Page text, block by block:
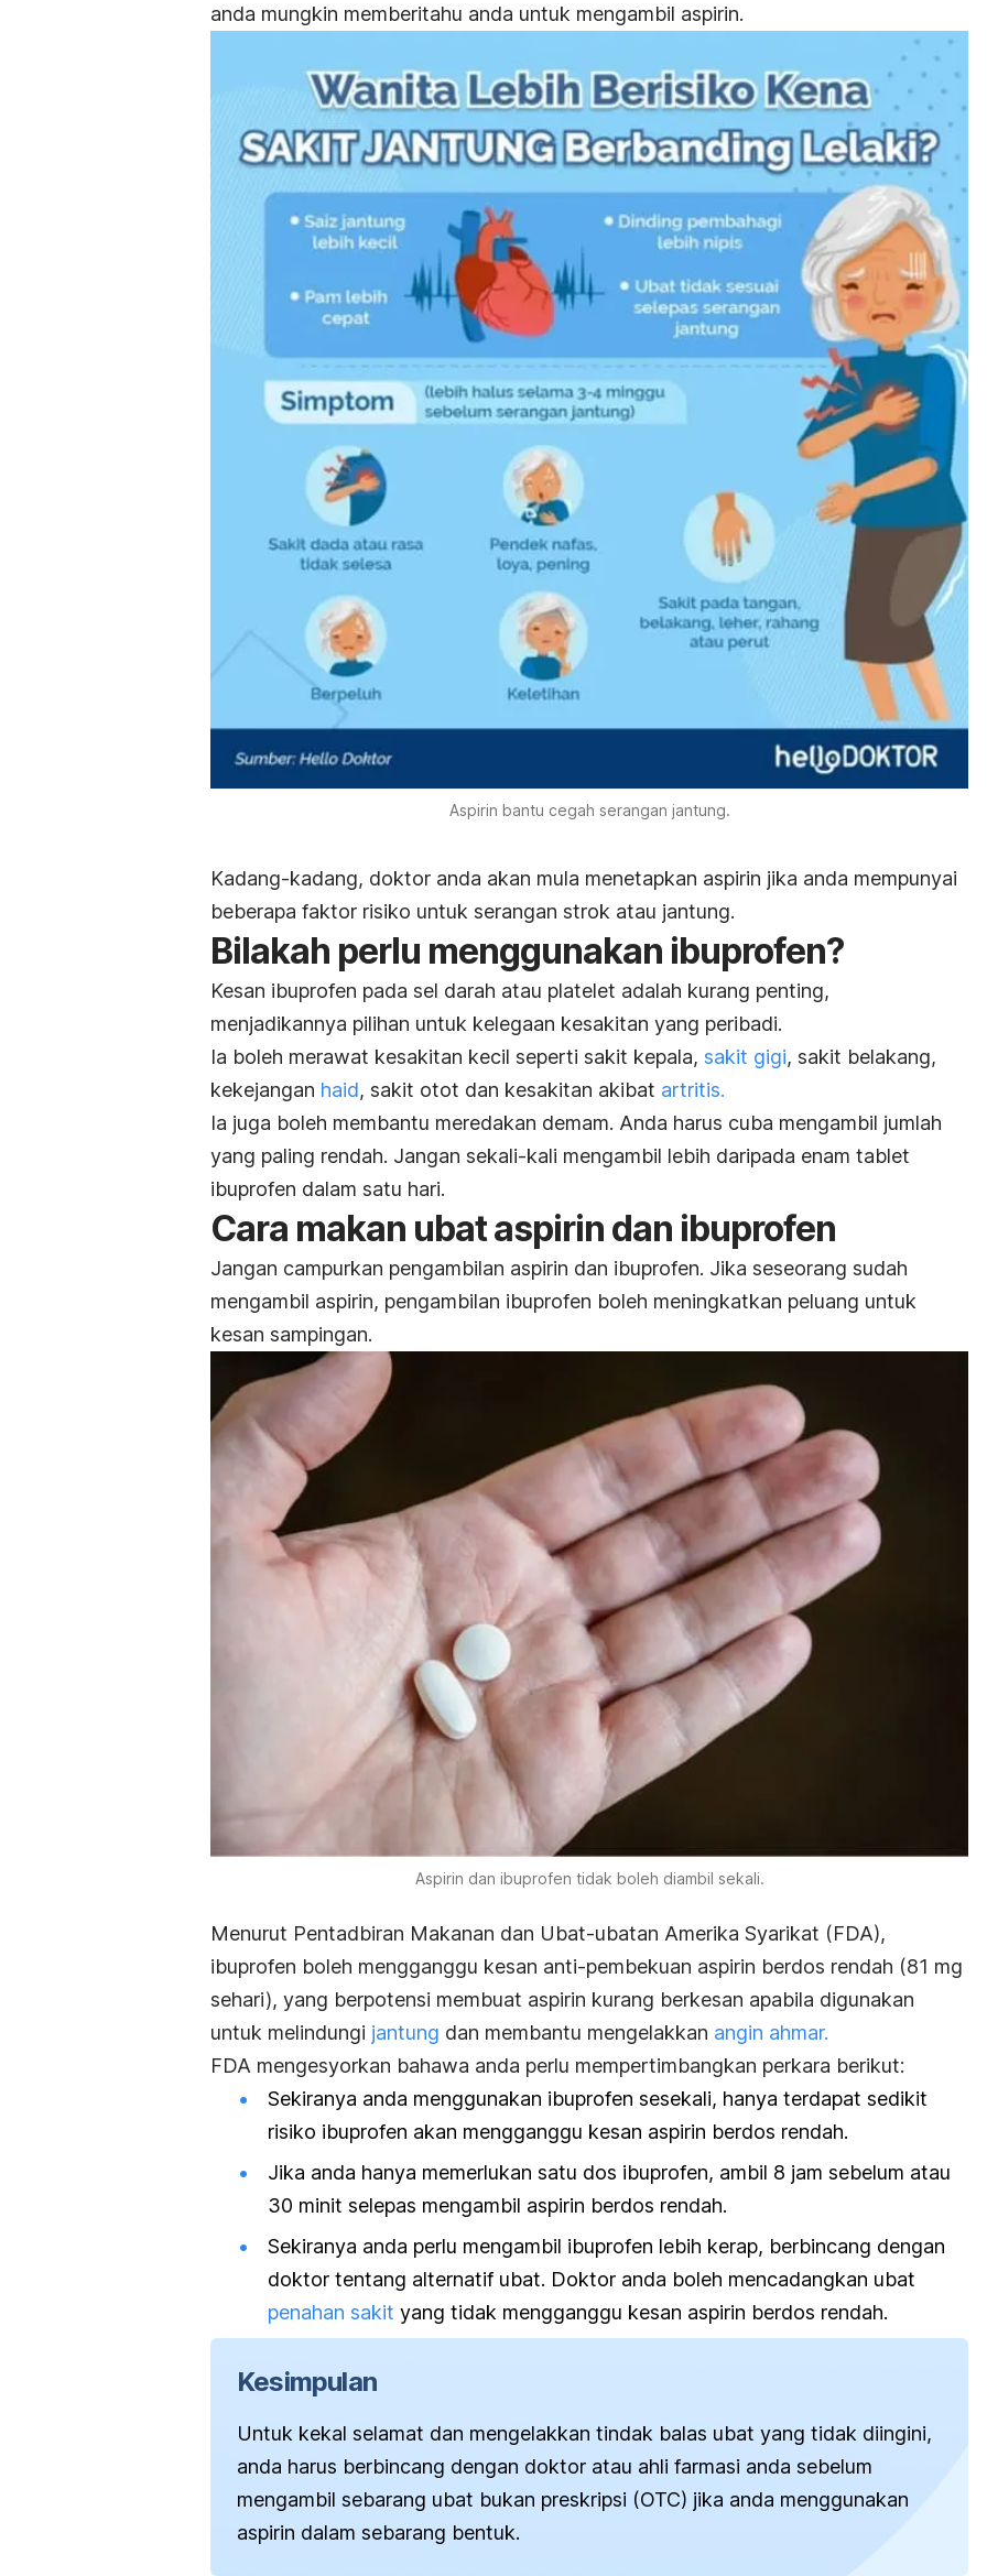
anda mungkin memberitahu anda untuk mengambil aspirin.
Aspirin bantu cegah serangan jantung.
Kadang-kadang, doktor anda akan mula menetapkan aspirin jika anda mempunyai
beberapa faktor risiko untuk serangan strok atau jantung.
Bilakah perlu menggunakan ibuprofen?
Kesan ibuprofen pada sel darah atau platelet adalah kurang penting,
menjadikannya pilihan untuk kelegaan kesakitan yang peribadi.
Ia boleh merawat kesakitan kecil seperti sakit kepala, sakit gigi, sakit belakang,
kekejangan haid, sakit otot dan kesakitan akibat artritis.
Ia juga boleh membantu meredakan demam. Anda harus cuba mengambil jumlah
yang paling rendah. Jangan sekali-kali mengambil lebih daripada enam tablet
ibuprofen dalam satu hari.
Cara makan ubat aspirin dan ibuprofen
Jangan campurkan pengambilan aspirin dan ibuprofen. Jika seseorang sudah
mengambil aspirin, pengambilan ibuprofen boleh meningkatkan peluang untuk
kesan sampingan.
Aspirin dan ibuprofen tidak boleh diambil sekali.
Menurut Pentadbiran Makanan dan Ubat-ubatan Amerika Syarikat (FDA),
ibuprofen boleh mengganggu kesan anti-pembekuan aspirin berdos rendah (81 mg
sehari), yang berpotensi membuat aspirin kurang berkesan apabila digunakan
untuk melindungi jantung dan membantu mengelakkan angin ahmar.
FDA mengesyorkan bahawa anda perlu mempertimbangkan perkara berikut:
Sekiranya anda menggunakan ibuprofen sesekali, hanya terdapat sedikit
risiko ibuprofen akan mengganggu kesan aspirin berdos rendah.
Jika anda hanya memerlukan satu dos ibuprofen, ambil 8 jam sebelum atau
30 minit selepas mengambil aspirin berdos rendah.
Sekiranya anda perlu mengambil ibuprofen lebih kerap, berbincang dengan
doktor tentang alternatif ubat. Doktor anda boleh mencadangkan ubat
penahan sakit yang tidak mengganggu kesan aspirin berdos rendah.
Kesimpulan
Untuk kekal selamat dan mengelakkan tindak balas ubat yang tidak diingini,
anda harus berbincang dengan doktor atau ahli farmasi anda sebelum
mengambil sebarang ubat bukan preskripsi (OTC) jika anda menggunakan
aspirin dalam sebarang bentuk.